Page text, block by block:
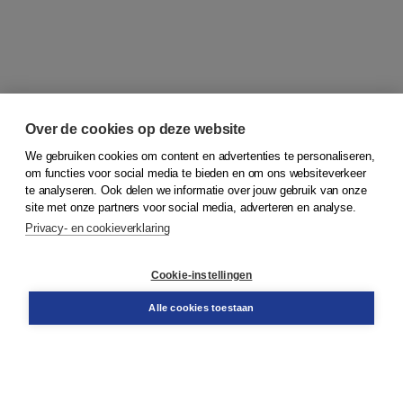
© 2026Koninklijke Boom uitgevers
Bestellen
Over de cookies op deze website
We gebruiken cookies om content en advertenties te personaliseren,
om functies voor social media te bieden en om ons websiteverkeer
te analyseren. Ook delen we informatie over jouw gebruik van onze
site met onze partners voor social media, adverteren en analyse.
Privacy- en cookieverklaring
Cookie-instellingen
Alle cookies toestaan